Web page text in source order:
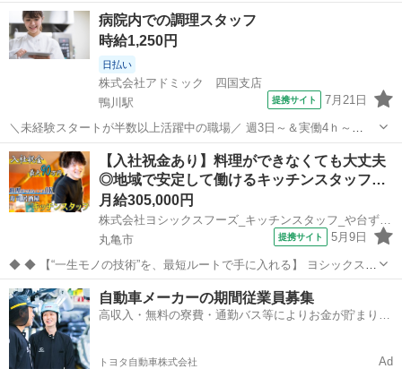
将来は直雇用のチャンスあり 未経験OKのモクモク調理補助 ＜月収例
＞ 週5日だと…21万1,200円(時給1,200円×8h×22日) 週3日だと…11万...
香川 高松市 屋島駅 キッチン
病院内での調理スタッフ
時給1,250円
日払い
株式会社アドミック 四国支店
鴨川駅
提携サイト 7月21日
＼未経験スタートが半数以上活躍中の職場／ 週3日～＆実働4ｈ～
OK◎扶養内・ダブルワークOK ▼病院内での調理業務 調理師さんがス
ムーズに調理できるようにお手伝いをします ・食材の準備、盛り付
け、皮むき、包丁で切る ・レシ...
香川 坂出市 鴨川駅 キッチン
【入社祝金あり】料理ができなくても大丈夫
◎地域で安定して働けるキッチンスタッフ…
月給305,000円
株式会社ヨシックスフーズ_キッチンスタッフ_や台ずし丸亀駅富屋町 (正社員)
丸亀市
提携サイト 5月9日
◆ ◆ 【“一生モノの技術”を、最短ルートで手に入れる】 ヨシックスフ
ーズが運営する寿司居酒屋「や台ずし」では、 鮮魚の一部を加工済み
の状態で仕入れることで仕込みの負担を大幅に削減しています。 入社
後は余計な工程に時間...
香川 丸亀市 キッチン
自動車メーカーの期間従業員募集
高収入・無料の寮費・通勤バス等によりお金が貯まりや
トヨタ自動車株式会社 Ad